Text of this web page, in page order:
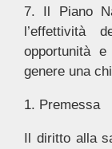
7. Il Piano
l’effettività
opportunità
genere una
1. Premessa
Il diritto alla